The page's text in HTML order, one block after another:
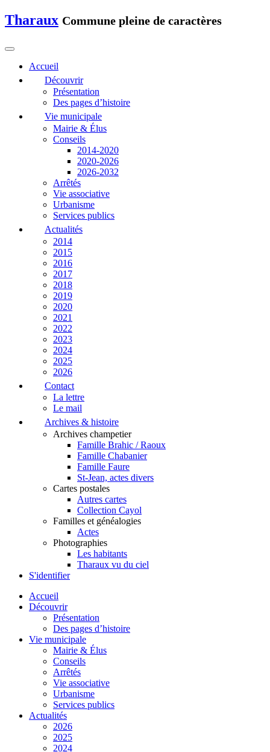
Tharaux Commune pleine de caractères
Accueil
Découvrir
Présentation
Des pages d’histoire
Vie municipale
Mairie & Élus
Conseils
2014-2020
2020-2026
2026-2032
Arrêtés
Vie associative
Urbanisme
Services publics
Actualités
2014
2015
2016
2017
2018
2019
2020
2021
2022
2023
2024
2025
2026
Contact
La lettre
Le mail
Archives & histoire
Archives champetier
Famille Brahic / Raoux
Famille Chabanier
Famille Faure
St-Jean, actes divers
Cartes postales
Autres cartes
Collection Cayol
Familles et généalogies
Actes
Photographies
Les habitants
Tharaux vu du ciel
S'identifier
Accueil
Découvrir
Présentation
Des pages d’histoire
Vie municipale
Mairie & Élus
Conseils
Arrêtés
Vie associative
Urbanisme
Services publics
Actualités
2026
2025
2024